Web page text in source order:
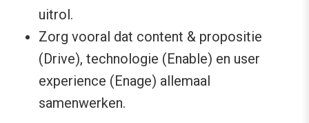
uitrol.
Zorg vooral dat content & propositie
(Drive), technologie (Enable) en user
experience (Enage) allemaal
samenwerken.